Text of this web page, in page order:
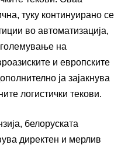
туку континуирано се
во автоматизација,
на
и европските
ја зајакнува
логистички текови.
белоруската
директен и мерлив